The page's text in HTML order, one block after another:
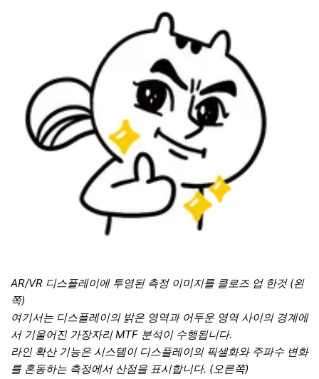
AR/VR 디스플레이에 투영된 측정 이미지를 클로즈 업 한것 (왼
쪽)
여기서는 디스플레이의 밝은 영역과 어두운 영역 사이의 경계에
서 기울어진 가장자리 MTF 분석이 수행됩니다.
라인 확산 기능은 시스템이 디스플레이의 픽셀화와 주파수 변화
를 혼동하는 측정에서 산점을 표시합니다. (오른쪽)